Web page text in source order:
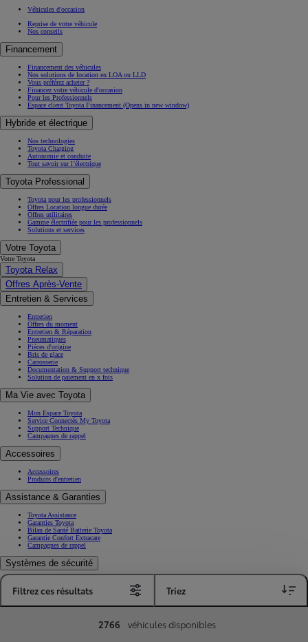
Filtrez ces résultats Triez
2766 véhicules disponibles
Véhicules d'occasion
Reprise de votre véhicule
Nos conseils
Financement
Financement des véhicules
Nos solutions de location en LOA ou LLD
Vous préférez acheter ?
Financez votre véhicule d'occasion
Pour les Professionnels
Espace client Toyota Financement (Opens in new window)
Hybride et électrique
Nos technologies
Toyota Charging
Autonomie et conduite
Tout savoir sur l’électrique
Toyota Professional
Toyota pour les professionnels
Offres Location longue durée
Offres utilitaires
Gamme électrifiée pour les professionnels
Solutions et services
Votre Toyota
Votre Toyota
Toyota Relax
Offres Après-Vente
Entretien & Services
Entretien
Offres du moment
Entretien & Réparation
Pneumatiques
Pièces d'origine
Bris de glace
Carrosserie
Documentation & Support technique
Solution de paiement en x fois
Ma Vie avec Toyota
Mon Espace Toyota
Service Connectés My Toyota
Support Technique
Campagnes de rappel
Accessoires
Accessoires
Produits d'entretien
Assistance & Garanties
Toyota Assistance
Garanties Toyota
Bilan de Santé Batterie Toyota
Garantie Confort Extracare
Campagnes de rappel
Systèmes de sécurité
Toyota Safety Sense
Assurer ma Toyota